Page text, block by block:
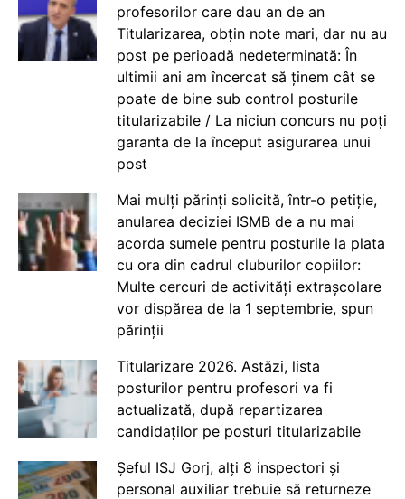
profesorilor care dau an de an
Titularizarea, obțin note mari, dar nu au
post pe perioadă nedeterminată: În
ultimii ani am încercat să ținem cât se
poate de bine sub control posturile
titularizabile / La niciun concurs nu poți
garanta de la început asigurarea unui
post
Mai mulți părinți solicită, într-o petiție,
anularea deciziei ISMB de a nu mai
acorda sumele pentru posturile la plata
cu ora din cadrul cluburilor copiilor:
Multe cercuri de activități extrașcolare
vor dispărea de la 1 septembrie, spun
părinții
Titularizare 2026. Astăzi, lista
posturilor pentru profesori va fi
actualizată, după repartizarea
candidaților pe posturi titularizabile
Șeful ISJ Gorj, alți 8 inspectori și
personal auxiliar trebuie să returneze